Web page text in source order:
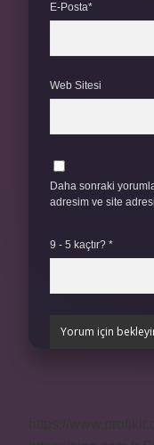
E-Posta*
Web Sitesi
Daha sonraki
adresim ve site
9 - 5 kaçtır? *